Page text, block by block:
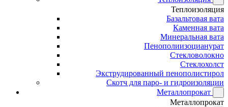
Теплоизоляция
Базальтовая вата
Каменная вата
Минеральная вата
Пенополиизоцианурат
Стекловолокно
Стеклохолст
Экструдированный пенополистирол
Скотч для паро- и гидроизоляции
Металлопрокат
Металлопрокат